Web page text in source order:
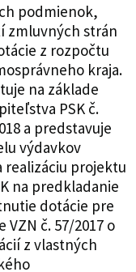
podmienok,
zmluvných strán
z rozpočtu
kraja.
na základe
PSK č.
a predstavuje
výdavkov
realizáciu projektu
na predkladanie
dotácie pre
VZN č. 57/2017 o
z vlastných